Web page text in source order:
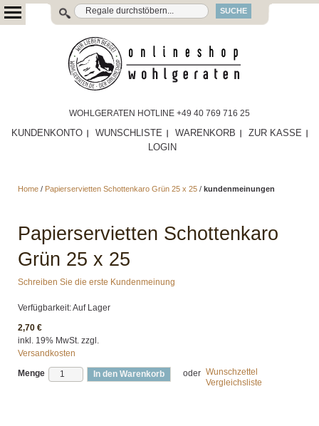
SUCHE
WOHLGERATEN HOTLINE +49 40 769 716 25
KUNDENKONTO WUNSCHLISTE WARENKORB
ZUR KASSE
LOGIN
Home / Papierservietten Schottenkaro Grün 25 x 25 / kundenmeinungen
Papierservietten Schottenkaro
Grün 25 x 25
Schreiben Sie die erste Kundenmeinung
Verfügbarkeit: Auf Lager
2,70 €
inkl. 19% MwSt. zzgl.
Versandkosten
Menge
In den Warenkorb oder Wunschzettel
Vergleichsliste